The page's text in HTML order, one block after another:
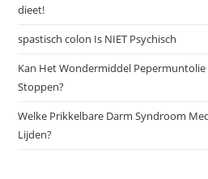
dieet!
spastisch colon Is NIET Psychisch
Kan Het Wondermiddel
Stoppen?
Welke Prikkelbare Darm Syndroom
Lijden?